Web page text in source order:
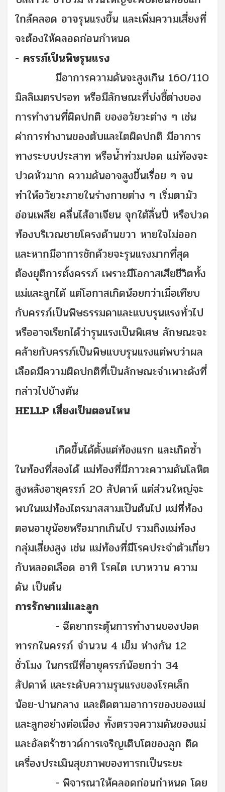
ใกล้คลอด อาจรุนแรงขึ้น และเพิ่มความเสี่ยงที่
จะต้องให้คลอดก่อนกำหนด
- ครรภ์เป็นพิษรุนแรง
มีอาการความดันจะสูงเกิน 160/110
มิลลิเมตรปรอท หรือมีลักษณะที่บ่งชี้ต่างของ
การทำงานที่ผิดปกติ ของอวัยวะต่าง ๆ เช่น
ค่าการทำงานของตับและไตผิดปกติ มีอาการ
ทางระบบประสาท หรือน้ำท่วมปอด แม่ท้องจะ
ปวดหัวมาก ความดันอาจสูงขึ้นเรื่อย ๆ จน
ทำให้อวัยวะภายในร่างกายต่าง ๆ เริ่มตามัว
อ่อนเพลีย คลื่นไส้อาเจียน จุกใต้ลิ้นปี่ หรือปวด
ท้องบริเวณชายโครงด้านขวา หายใจไม่ออก
และหากมีอาการชักด้วยจะรุนแรงมากที่สุด
ต้องยุติการตั้งครรภ์ เพราะมีโอกาสเสียชีวิตทั้ง
แม่และลูกได้ แต่โอกาสเกิดน้อยกว่าเมื่อเทียบ
กับครรภ์เป็นพิษธรรมดาและแบบรุนแรงทั่วไป
หรืออาจเรียกได้ว่ารุนแรงเป็นพิเศษ ลักษณะจะ
คล้ายกับครรภ์เป็นพิษแบบรุนแรงแต่พบว่าผล
เลือดมีความผิดปกติที่เป็นลักษณะจำเพาะดังที่
กล่าวไปข้างต้น
HELLP เสี่ยงเป็นตอนไหน
เกิดขึ้นได้ตั้งแต่ท้องแรก และเกิดซ้ำ
ในท้องที่สองได้ แม่ท้องที่มีภาวะความดันโลหิต
สูงหลังอายุครรภ์ 20 สัปดาห์ แต่ส่วนใหญ่จะ
พบในแม่ท้องไตรมาสสามเป็นต้นไป แม่ที่ท้อง
ตอนอายุน้อยหรือมากเกินไป รวมถึงแม่ท้อง
กลุ่มเสี่ยงสูง เช่น แม่ท้องที่มีโรคประจำตัวเกี่ยว
กับหลอดเลือด อาทิ โรคไต เบาหวาน ความ
ดัน เป็นต้น
การรักษาแม่และลูก
- ฉีดยากระตุ้นการทำงานของปอด
ทารกในครรภ์ จำนวน 4 เข็ม ห่างกัน 12
ชั่วโมง ในกรณีที่อายุครรภ์น้อยกว่า 34
สัปดาห์ และระดับความรุนแรงของโรคเล็ก
น้อย-ปานกลาง และติดตามอาการของของแม่
และลูกอย่างต่อเนื่อง ทั้งตรวจความดันของแม่
และอัลตร้าซาวด์การเจริญเติบโตของลูก ติด
เครื่องประเมินสุขภาพของทารกเป็นระยะ
- พิจารณาให้คลอดก่อนกำหนด โดย